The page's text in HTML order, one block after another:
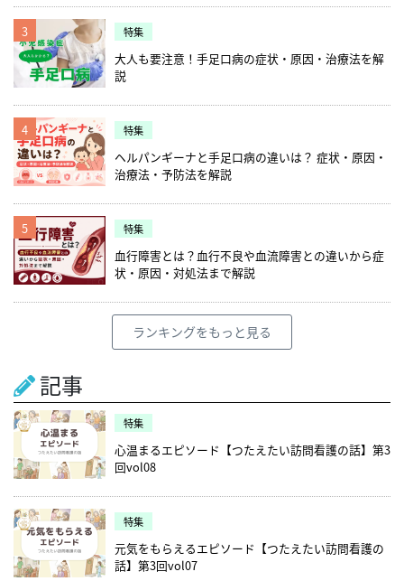
3 特集
大人も要注意！手足口病の症状・原因・治療法を解
説
4 特集
ヘルパンギーナと手足口病の違いは？ 症状・原因・
治療法・予防法を解説
5 特集
血行障害とは？血行不良や血流障害との違いから症
状・原因・対処法まで解説
ランキングをもっと見る
記事
特集
心温まるエピソード【つたえたい訪問看護の話】第3
回vol08
特集
元気をもらえるエピソード【つたえたい訪問看護の
話】第3回vol07